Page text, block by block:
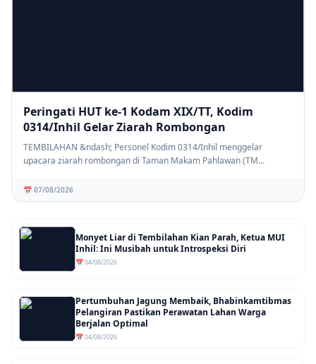
Peringati HUT ke-1 Kodam XIX/TT, Kodim
0314/Inhil Gelar Ziarah Rombongan
TEMBILAHAN &ndash; Personel Kodim 0314/Inhil menggelar
upacara ziarah rombongan di Taman Makam Pahlawan (TM...
📅 07/08/2026
Monyet Liar di Tembilahan Kian Parah, Ketua MUI
Inhil: Ini Musibah untuk Introspeksi Diri
📅 04/08/2026
Pertumbuhan Jagung Membaik, Bhabinkamtibmas
Pelangiran Pastikan Perawatan Lahan Warga
Berjalan Optimal
📅 04/08/2026